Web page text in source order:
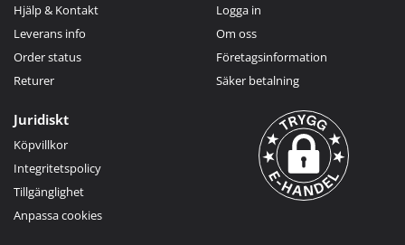
Hjälp & Kontakt
Leverans info
Order status
Returer
Logga in
Om oss
Företagsinformation
Säker betalning
Juridiskt
Köpvillkor
Integritetspolicy
Tillgänglighet
Anpassa cookies